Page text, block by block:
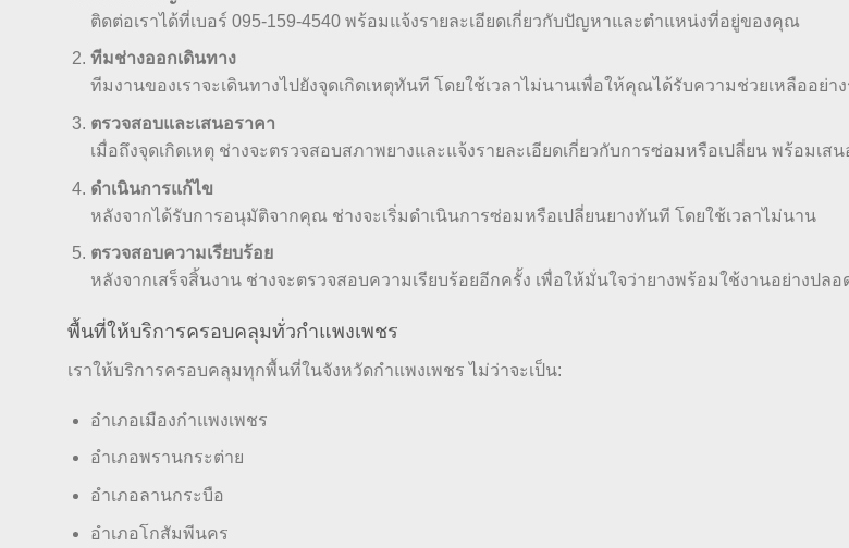
ติดต่อเราได้ที่เบอร์ 095-159-4540 พร้อมแจ้งรายละเอียดเกี่ยวกับปัญหาและตำแหน่งที่อยู่ของคุณ
ทีมช่างออกเดินทาง
ทีมงานของเราจะเดินทางไปยังจุดเกิดเหตุทันที โดยใช้เวลาไม่นานเพื่อให้คุณได้รับความช่วยเหลืออย่าง
ตรวจสอบและเสนอราคา
เมื่อถึงจุดเกิดเหตุ ช่างจะตรวจสอบสภาพยางและแจ้งรายละเอียดเกี่ยวกับการซ่อมหรือเปลี่ยน พร้อมเส
ดำเนินการแก้ไข
หลังจากได้รับการอนุมัติจากคุณ ช่างจะเริ่มดำเนินการซ่อมหรือเปลี่ยนยางทันที โดยใช้เวลาไม่นาน
ตรวจสอบความเรียบร้อย
หลังจากเสร็จสิ้นงาน ช่างจะตรวจสอบความเรียบร้อยอีกครั้ง เพื่อให้มั่นใจว่ายางพร้อมใช้งานอย่างปลอ
พื้นที่ให้บริการครอบคลุมทั่วกำแพงเพชร
เราให้บริการครอบคลุมทุกพื้นที่ในจังหวัดกำแพงเพชร ไม่ว่าจะเป็น:
อำเภอเมืองกำแพงเพชร
อำเภอพรานกระต่าย
อำเภอลานกระบือ
อำเภอโกสัมพีนคร